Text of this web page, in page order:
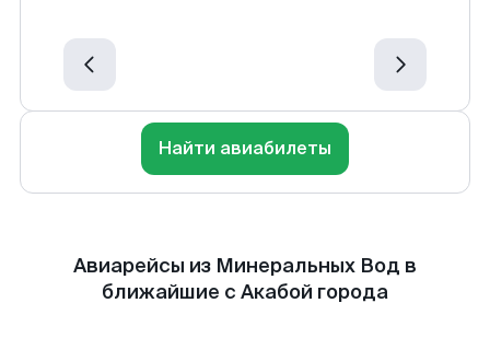
Найти авиабилеты
Авиарейсы из Минеральных Вод в
ближайшие с Акабой города